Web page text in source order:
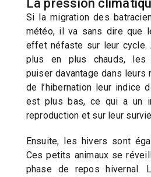
La pression
Si la migration des
météo, il va sans dire que
effet néfaste sur leur cycle.
plus en plus chauds, les
puiser davantage dans
de l’hibernation leur indice
est plus bas, ce qui a un
reproduction et sur leur
Ensuite, les hivers sont
Ces petits animaux se
phase de repos hivernal.